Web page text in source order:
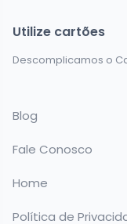
Utilize cartões
Descomplicamos o
Blog
Fale Conosco
Home
Política de